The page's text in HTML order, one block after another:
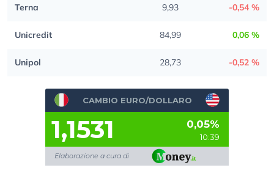
Terna 9,93 -0,54 %
Unicredit 84,99 0,06 %
Unipol 28,73 -0,52 %
CAMBIO EURO/DOLLARO
1,1531 0,05%
10:39
Elaborazione a cura di